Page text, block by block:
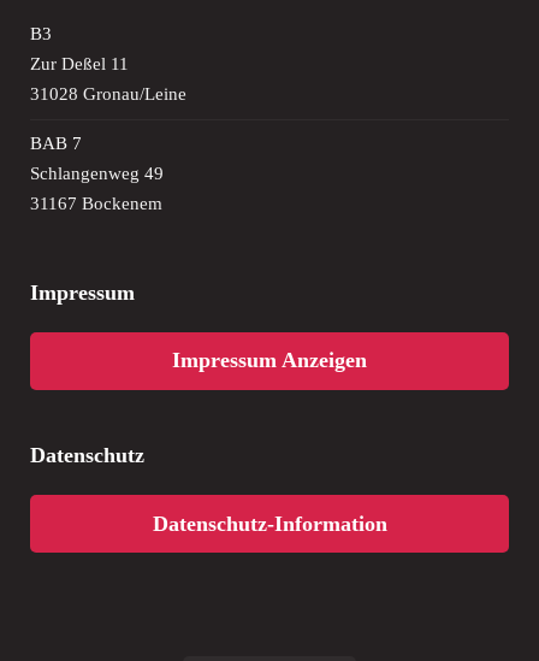
B3
Zur Deßel 11
31028 Gronau/Leine
BAB 7
Schlangenweg 49
31167 Bockenem
Impressum
Impressum Anzeigen
Datenschutz
Datenschutz-Information